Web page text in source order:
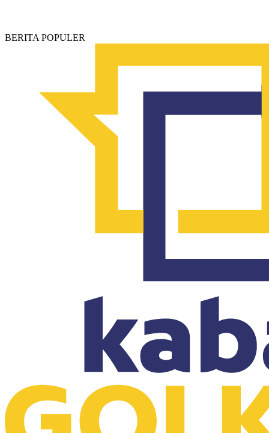
BERITA POPULER